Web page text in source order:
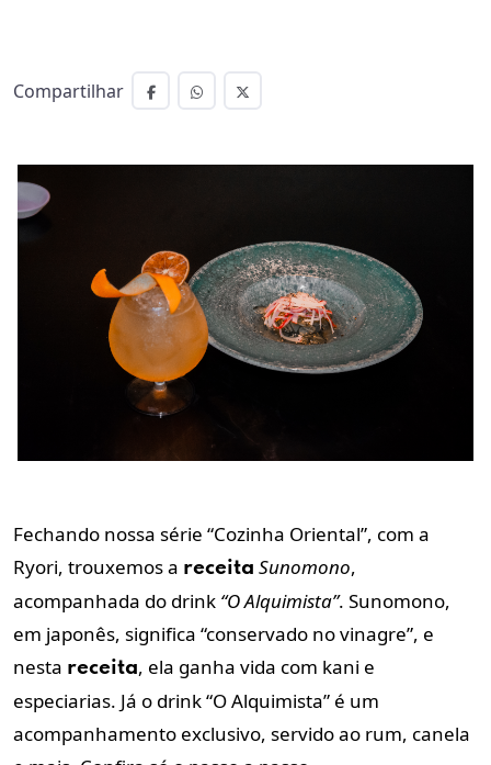
Compartilhar
Fechando nossa série “Cozinha Oriental”, com a
Ryori, trouxemos a receita Sunomono,
acompanhada do drink “O Alquimista”. Sunomono,
em japonês, significa “conservado no vinagre”, e
nesta receita, ela ganha vida com kani e
especiarias. Já o drink “O Alquimista” é um
acompanhamento exclusivo, servido ao rum, canela